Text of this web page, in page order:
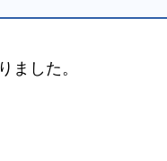
ました。